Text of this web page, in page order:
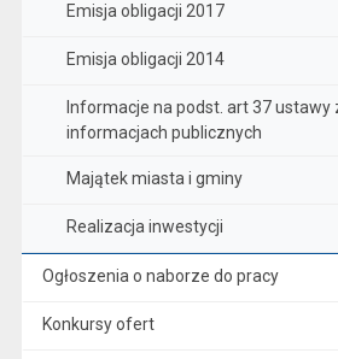
Emisja obligacji 2017
Emisja obligacji 2014
Informacje na podst. art 37 ustawy
informacjach publicznych
Majątek miasta i gminy
Realizacja inwestycji
Ogłoszenia o naborze do pracy
Konkursy ofert